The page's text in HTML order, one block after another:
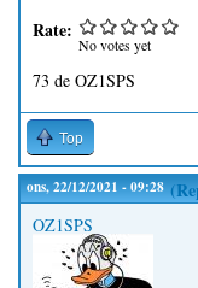
Rate:
No votes yet
73 de OZ1SPS
Top
ons, 22/12/2021 - 09:28
OZ1SPS